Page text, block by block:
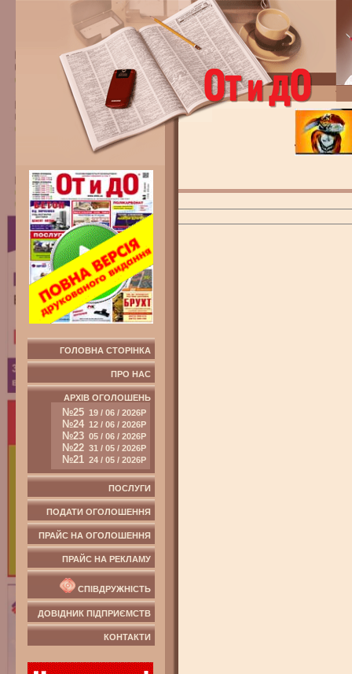
ГОЛОВНА СТОРІНКА
ПРО НАС
АРХІВ ОГОЛОШЕНЬ
№25 19 / 06 / 2026Р
№24 12 / 06 / 2026Р
№23 05 / 06 / 2026Р
№22 31 / 05 / 2026Р
№21 24 / 05 / 2026Р
ПОСЛУГИ
ПОДАТИ ОГОЛОШЕННЯ
ПРАЙС НА ОГОЛОШЕННЯ
ПРАЙС НА РЕКЛАМУ
СПІВДРУЖНІСТЬ
ДОВІДНИК ПІДПРИЄМСТВ
КОНТАКТИ